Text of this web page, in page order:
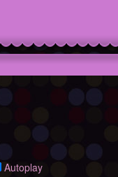
Autoplay